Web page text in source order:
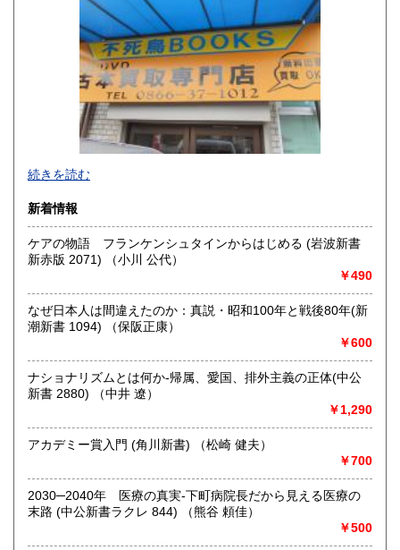
800円 徳島県
800円 愛媛県
800円 福岡県
800円 長崎県
熊本県
宮崎県
沖縄県 1,200円
不死鳥BOOKSでは、書籍だけでなくCD、DVD、レコード、
ゲーム、おもちゃ、骨董品まであらゆるものの買い取りがで
にお問い合わせください。出張費は、無料です。
沿線名：伯備線・桃太郎線(吉備線)
最寄駅：総社駅
定休日：年中無休
書籍の買取について
不死鳥BOOKSでは、書籍だけでなくCD、DVD、レコード、
ゲーム、おもちゃ、骨董品まであらゆるものの買い取りがで
きます。店主が、日本全国買取にお伺いいたします。お気軽
取り扱い分野
国書、サブカルチャー、古書一般（その他）
オールジャンル
続きを読む
新着情報
ケアの物語 フランケンシュタインからはじめる (岩波新書
新赤版 2071) （小川 公代）
￥490
なぜ日本人は間違えたのか：真説・昭和100年と戦後80年(新
潮新書 1094) （保阪正康）
￥600
ナショナリズムとは何か-帰属、愛国、排外主義の正体(中公
新書 2880) （中井 遼）
￥1,290
アカデミー賞入門 (角川新書) （松崎 健夫）
￥700
2030─2040年 医療の真実-下町病院長だから見える医療の
末路 (中公新書ラクレ 844) （熊谷 頼佳）
￥500